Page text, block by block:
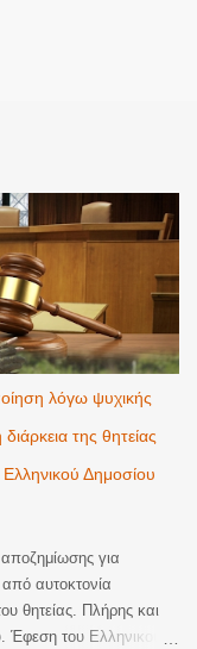
λόγω ψυχικής
της θητείας
Δημοσίου
για
αυτοκτονία
θητείας. Πλήρης και
Έφεση του Ελληνικού